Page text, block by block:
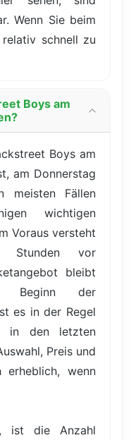
Wenn Sie beim
schnell zu
Boys am
Boys am
am Donnerstag
Fällen
wichtigen
Voraus versteht
vor
bleibt
Beginn der
es in der Regel
in den letzten
Preis und
erheblich, wenn
ist die Anzahl